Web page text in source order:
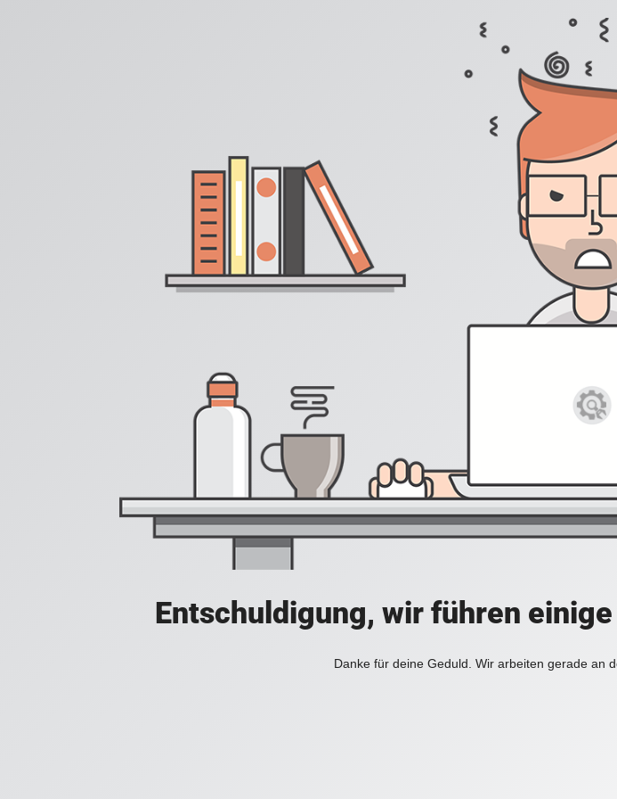
Entschuldigung, wir führen
Danke für deine Geduld. Wir arbeiten gerade an